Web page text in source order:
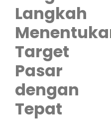
Langkah
Target
Pasar
dengan
Tepat